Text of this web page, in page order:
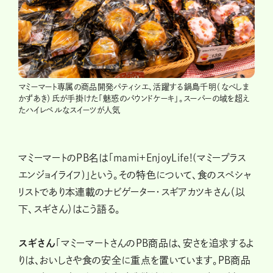
マミーマート専属の商品開発パティシエ、活躍する鍋島千明（なべしま
かずあき）氏が手掛けた「魅惑のパウンドケーキ」。スーパーの域を超え
たハイレベルなスイーツが人気
マミーマートのPB名は「mami+EnjoyLife!(マミープラス
エンジョイライフ)」という。その特色について、食のスペシャ
リストであり本連載のナビゲーター・スギアカツキさん（以
下、スギさん）はこう語る。
スギさん 「マミーマートさんのPB商品は、安さを追求するよ
りは、おいしさや食の安全に重点を置いています。PB商品